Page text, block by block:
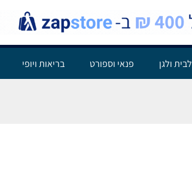
לבית ולגן פנאי וספורט בריאות ויופי